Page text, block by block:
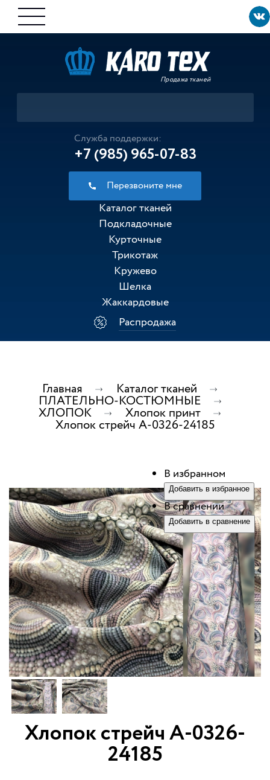
Продажа тканей
Служба поддержки:
+7 (985) 965-07-83
Перезвоните мне
Каталог тканей
Подкладочные
Курточные
Трикотаж
Кружево
Шелка
Жаккардовые
Распродажа
Главная Каталог тканей
ПЛАТЕЛЬНО-КОСТЮМНЫЕ
ХЛОПОК Хлопок принт
Хлопок стрейч А-0326-24185
Хлопок стрейч А-0326-
24185
В избранном
Добавить в избранное
В сравнении
Добавить в сравнение